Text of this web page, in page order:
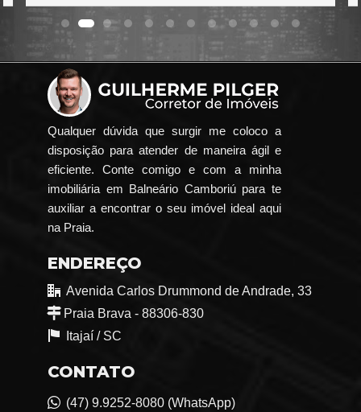
Qualquer dúvida que surgir me coloco a
disposição para atender de maneira ágil e
eficiente. Conte comigo e com a minha
imobiliária em Balneário Camboriú para te
auxiliar a encontrar o seu imóvel ideal aqui
na Praia.
ENDEREÇO
Avenida Carlos Drummond de Andrade, 33
Praia Brava - 88306-830
Itajaí / SC
CONTATO
(47) 9.9252-8080 (WhatsApp)